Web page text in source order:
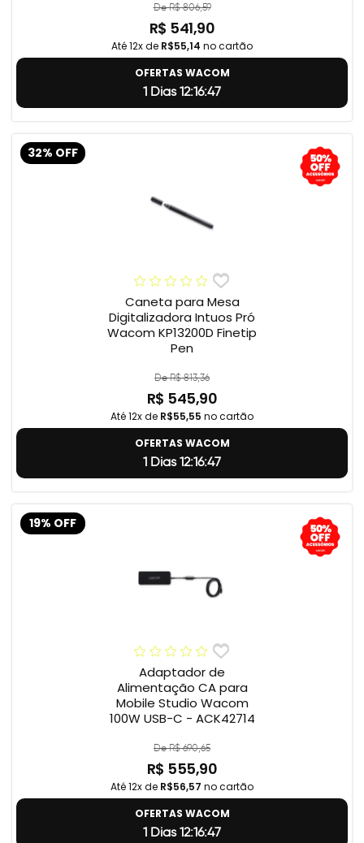
De R$ 806,59
R$ 541,90
Até 12x de R$55,14 no cartão
OFERTAS WACOM
1 Dias 12:16:46
32% OFF
Caneta para Mesa
Digitalizadora Intuos Pró
Wacom KP13200D Finetip
Pen
De R$ 813,36
R$ 545,90
Até 12x de R$55,55 no cartão
OFERTAS WACOM
1 Dias 12:16:46
19% OFF
Adaptador de
Alimentação CA para
Mobile Studio Wacom
100W USB-C - ACK42714
De R$ 690,65
R$ 555,90
Até 12x de R$56,57 no cartão
OFERTAS WACOM
1 Dias 12:16:46